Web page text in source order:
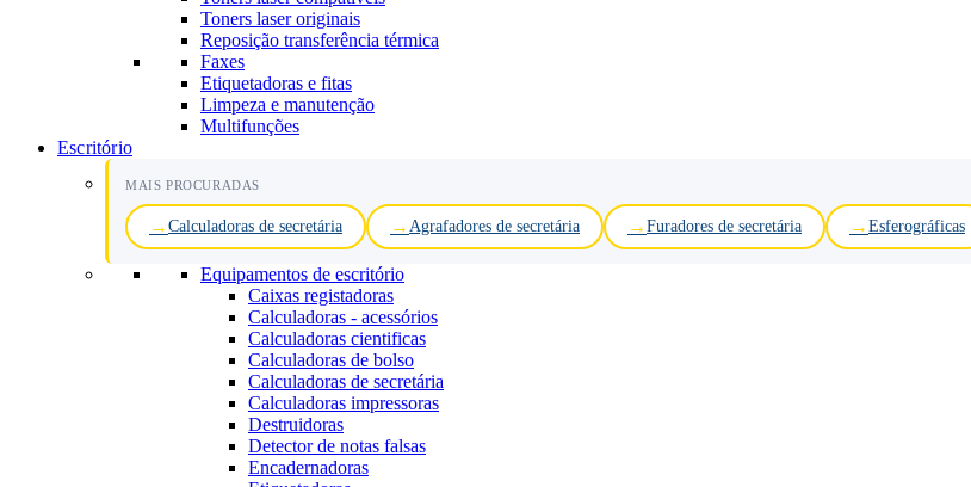
Toners laser originais
Reposição transferência térmica
Faxes
Etiquetadoras e fitas
Limpeza e manutenção
Multifunções
Escritório
MAIS PROCURADAS
Calculadoras de secretária Agrafadores de secretária Furadores de secretária Esferográficas
Equipamentos de escritório
Caixas registadoras
Calculadoras - acessórios
Calculadoras cientificas
Calculadoras de bolso
Calculadoras de secretária
Calculadoras impressoras
Destruidoras
Detector de notas falsas
Encadernadoras